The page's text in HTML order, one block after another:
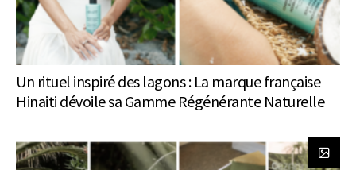
Un rituel inspiré des lagons : La marque française
Hinaiti dévoile sa Gamme Régénérante Naturelle